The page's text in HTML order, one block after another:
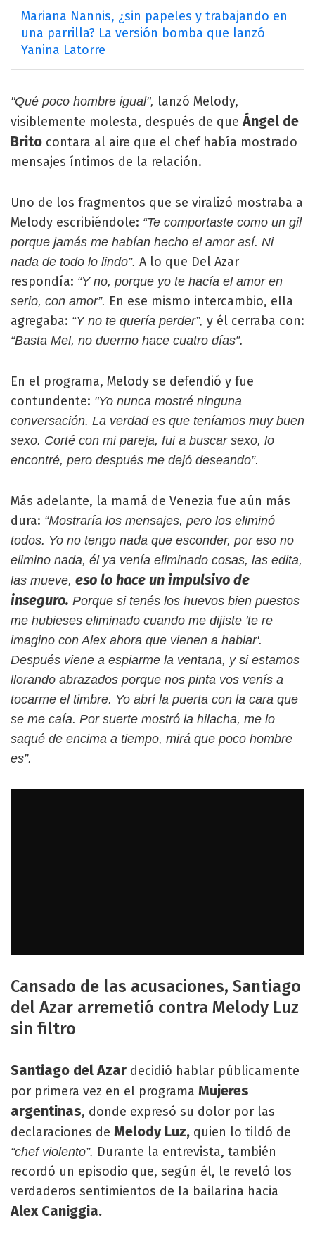
Mariana Nannis, ¿sin papeles y trabajando en
una parrilla? La versión bomba que lanzó
Yanina Latorre
"Qué poco hombre igual", lanzó Melody,
visiblemente molesta, después de queÁngel de
Brito contara al aire que el chef había mostrado
mensajes íntimos de la relación.
Uno de los fragmentos que se viralizó mostraba a
Melody escribiéndole: “Te comportaste como un gil
porque jamás me habían hecho el amor así. Ni
nada de todo lo lindo”. A lo que Del Azar
respondía: “Y no, porque yo te hacía el amor en
serio, con amor”. En ese mismo intercambio, ella
agregaba: “Y no te quería perder”, y él cerraba con:
“Basta Mel, no duermo hace cuatro días”.
En el programa, Melody se defendió y fue
contundente: "Yo nunca mostré ninguna
conversación. La verdad es que teníamos muy buen
sexo. Corté con mi pareja, fui a buscar sexo, lo
encontré, pero después me dejó deseando”.
Más adelante, la mamá de Venezia fue aún más
dura: “Mostraría los mensajes, pero los eliminó
todos. Yo no tengo nada que esconder, por eso no
elimino nada, él ya venía eliminado cosas, las edita,
las mueve, eso lo hace un impulsivo de
inseguro. Porque si tenés los huevos bien puestos
me hubieses eliminado cuando me dijiste 'te re
imagino con Alex ahora que vienen a hablar'.
Después viene a espiarme la ventana, y si estamos
llorando abrazados porque nos pinta vos venís a
tocarme el timbre. Yo abrí la puerta con la cara que
se me caía. Por suerte mostró la hilacha, me lo
saqué de encima a tiempo, mirá que poco hombre
es”.
Cansado de las acusaciones, Santiago
del Azar arremetió contra Melody Luz
sin filtro
Santiago del Azar decidió hablar públicamente
por primera vez en el programa Mujeres
argentinas, donde expresó su dolor por las
declaraciones de Melody Luz, quien lo tildó de
“chef violento”. Durante la entrevista, también
recordó un episodio que, según él, le reveló los
verdaderos sentimientos de la bailarina hacia
Alex Caniggia.